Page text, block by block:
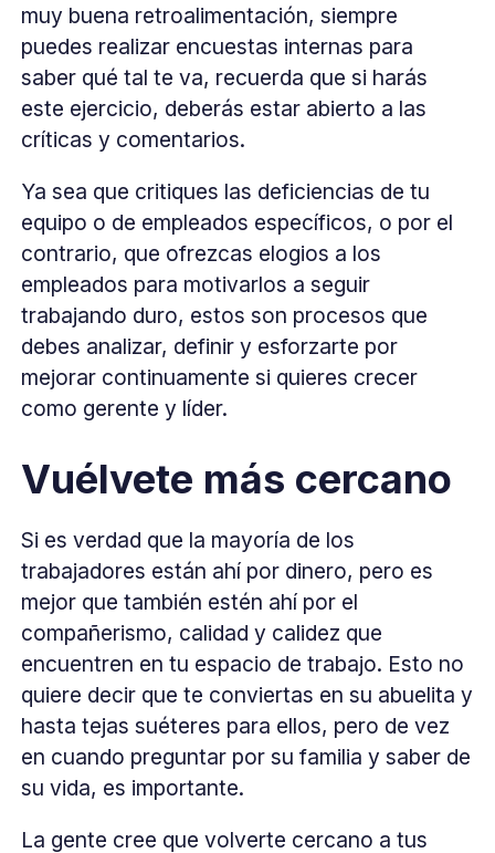
muy buena retroalimentación, siempre
puedes realizar encuestas internas para
saber qué tal te va, recuerda que si harás
este ejercicio, deberás estar abierto a las
críticas y comentarios.
Ya sea que critiques las deficiencias de tu
equipo o de empleados específicos, o por el
contrario, que ofrezcas elogios a los
empleados para motivarlos a seguir
trabajando duro, estos son procesos que
debes analizar, definir y esforzarte por
mejorar continuamente si quieres crecer
como gerente y líder.
Vuélvete más cercano
Si es verdad que la mayoría de los
trabajadores están ahí por dinero, pero es
mejor que también estén ahí por el
compañerismo, calidad y calidez que
encuentren en tu espacio de trabajo. Esto no
quiere decir que te conviertas en su abuelita y
hasta tejas suéteres para ellos, pero de vez
en cuando preguntar por su familia y saber de
su vida, es importante.
La gente cree que volverte cercano a tus